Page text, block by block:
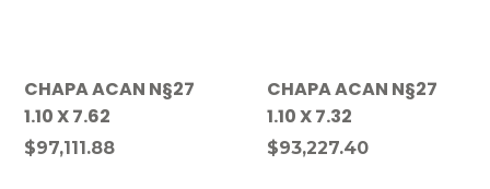
CHAPA ACAN N§27
1.10 X 7.62
$97,111.88
CHAPA ACAN N§27
1.10 X 7.32
$93,227.40